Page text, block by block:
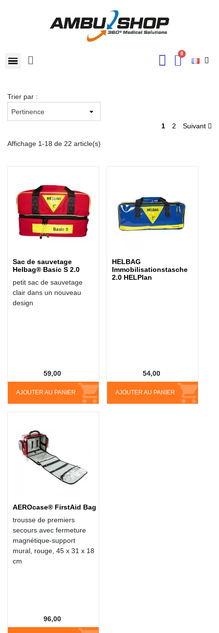
Trier par :
1 2 Suivant
Affichage 1-18 de 22 article(s)
Sac de sauvetage
Helbag® Basic S 2.0
petit sac de sauvetage
clair dans un nouveau
design
AJOUTER AU PANIER
59,00
HELBAG
Immobilisationstasche
2.0 HELPlan
AJOUTER AU PANIER
54,00
AEROcase® FirstAid Bag
trousse de premiers
secours avec fermeture
magnétique-support
mural, rouge, 45 x 31 x 18
cm
96,00